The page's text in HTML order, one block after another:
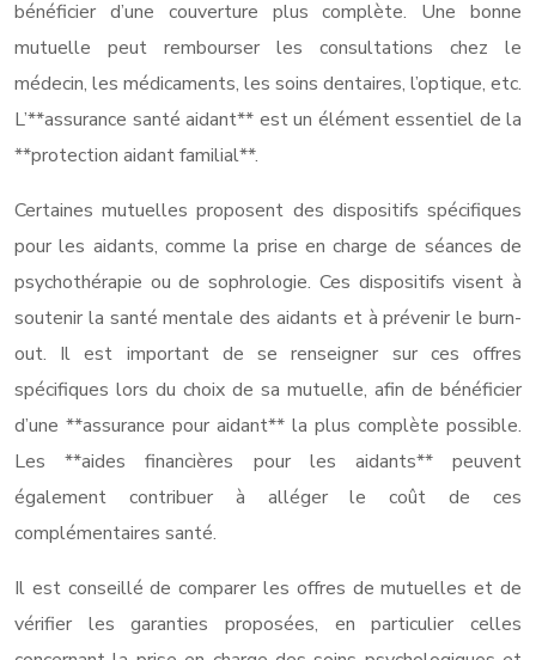
bénéficier d’une couverture plus complète. Une bonne
mutuelle peut rembourser les consultations chez le
médecin, les médicaments, les soins dentaires, l’optique, etc.
L’**assurance santé aidant** est un élément essentiel de la
**protection aidant familial**.
Certaines mutuelles proposent des dispositifs spécifiques
pour les aidants, comme la prise en charge de séances de
psychothérapie ou de sophrologie. Ces dispositifs visent à
soutenir la santé mentale des aidants et à prévenir le burn-
out. Il est important de se renseigner sur ces offres
spécifiques lors du choix de sa mutuelle, afin de bénéficier
d’une **assurance pour aidant** la plus complète possible.
Les **aides financières pour les aidants** peuvent
également contribuer à alléger le coût de ces
complémentaires santé.
Il est conseillé de comparer les offres de mutuelles et de
vérifier les garanties proposées, en particulier celles